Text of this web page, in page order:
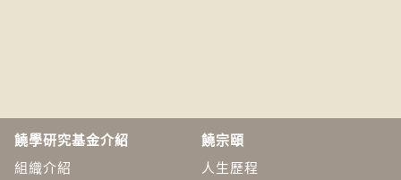
饒學研究基金介紹
組織介紹
饒宗頤
人生歷程